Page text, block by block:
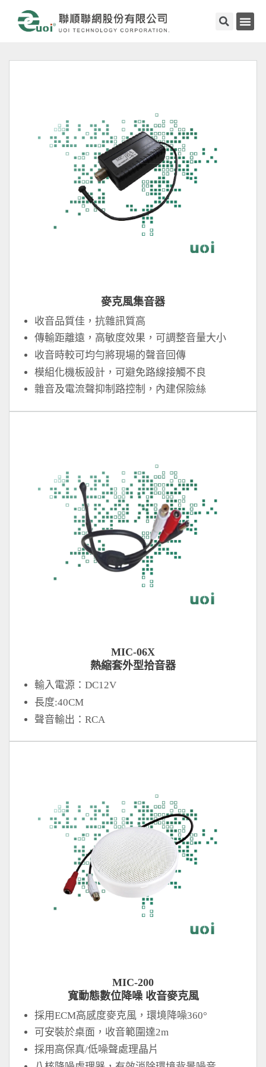
麥克風集音器
收音品質佳，抗雜訊質高
傳輸距離遠，高敏度效果，可調整音量大小
收音時較可均勻將現場的聲音回傳
模組化機板設計，可避免路線接觸不良
雜音及電流聲抑制路控制，內建保險絲
MIC-06X
熱縮套外型拾音器
輸入電源：DC12V
長度:40CM
聲音輸出：RCA
MIC-200
寬動態數位降噪 收音麥克風
採用ECM高感度麥克風，環境降噪360°
可安裝於桌面，收音範圍達2m
採用高保真/低噪聲處理晶片